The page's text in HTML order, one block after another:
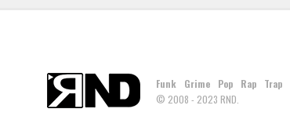
Funk Grime Pop Rap Trap
© 2008 - 2023 RND.